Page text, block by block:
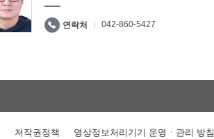
연락처 042-860-5427
저작권정책 영상정보처리기기 운영ㆍ관리 방침